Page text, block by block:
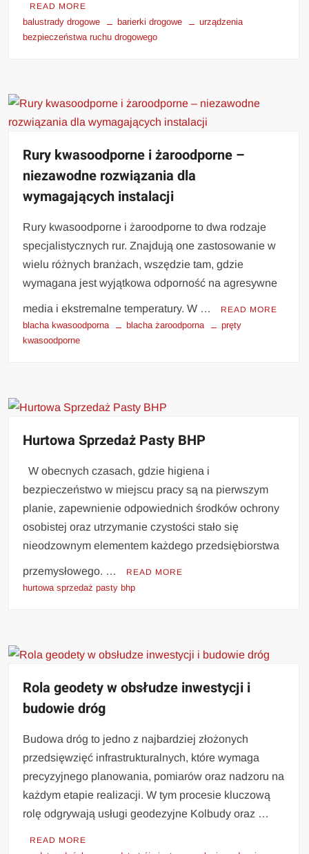
READ MORE
balustrady drogowe barierki drogowe
urządzenia
bezpieczeństwa ruchu drogowego
Rury kwasoodporne i żaroodporne –
niezawodne rozwiązania dla
wymagających instalacji
Rury kwasoodporne i żaroodporne to dwa rodzaje
specjalistycznych rur. Znajdują one zastosowanie w
wielu różnych branżach, wszędzie tam, gdzie
wymagana jest wyjątkowa odporność na agresywne
media i ekstremalne temperatury. W … READ MORE
blacha kwasoodporna blacha żaroodporna
pręty
kwasoodporne
Hurtowa Sprzedaż Pasty BHP
W obecnych czasach, gdzie higiena i
bezpieczeństwo w miejscu pracy są na pierwszym
planie, zapewnienie odpowiednich środków ochrony
osobistej oraz utrzymanie czystości stało się
nieodzownym elementem każdego przedsiębiorstwa
przemysłowego. … READ MORE
hurtowa sprzedaż pasty bhp
Rola geodety w obsłudze inwestycji i
budowie dróg
Budowa dróg to jedno z najbardziej złożonych
przedsięwzięć infrastrukturalnych, które wymaga
precyzyjnego planowania, pomiarów oraz nadzoru na
każdym etapie realizacji. W tym procesie kluczową
rolę odgrywają usługi geodezyjne Kolbudy oraz …
READ MORE